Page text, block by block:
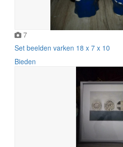
7
Set beelden varken 18 x 7 x 10
Bieden